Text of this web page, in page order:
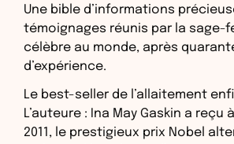
Une bible d’informations
témoignages réunis par la sage-
célèbre au monde, après
d’expérience.
Le best-seller de l’allaitement
L’auteure : Ina May Gaskin a reçu
2011, le prestigieux prix Nobel